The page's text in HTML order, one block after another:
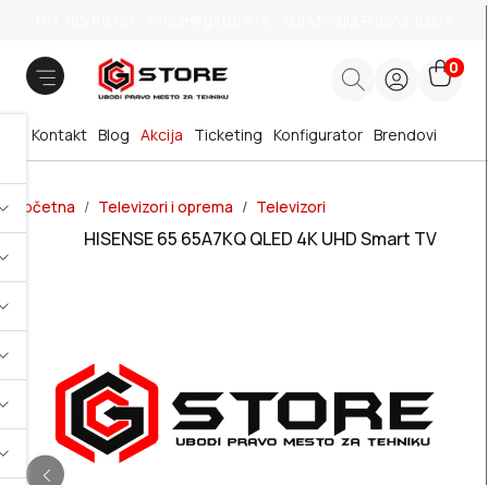
0
Brendovi
Blog Akcija
Kontakt Ticketing Konfigurator
Početna Televizori i oprema Televizori
HISENSE 65 65A7KQ QLED 4K UHD Smart TV